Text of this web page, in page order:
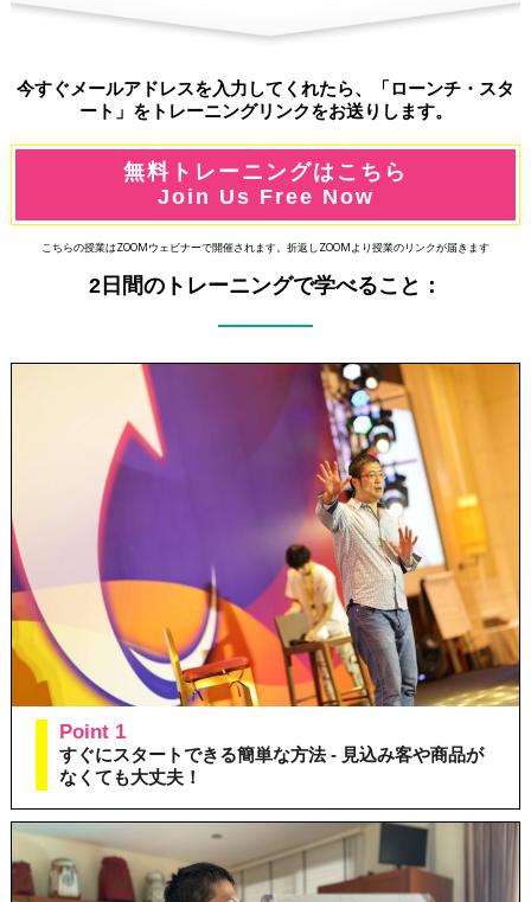
今すぐメールアドレスを入力してくれたら、「ローンチ・スタ
ート」をトレーニングリンクをお送りします。
無料トレーニングはこちら
Join Us Free Now
こちらの授業はZOOMウェビナーで開催されます。折返しZOOMより授業のリンクが届きます
2日間のトレーニングで学べること：
Point 1
すぐにスタートできる簡単な方法 - 見込み客や商品が
なくても大丈夫！